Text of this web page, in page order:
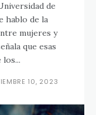
de
mujeres y
que esas
10, 2023